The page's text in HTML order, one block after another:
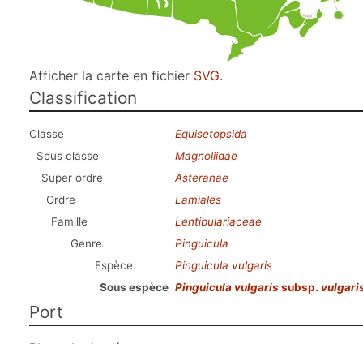
Afficher la carte en fichier SVG.
Classification
Classe
Equisetopsida
Sous classe
Magnoliidae
Super ordre
Asteranae
Ordre
Lamiales
Famille
Lentibulariaceae
Genre
Pinguicula
Espèce
Pinguicula vulgaris
Sous espèce Pinguicula vulgaris subsp.
Port